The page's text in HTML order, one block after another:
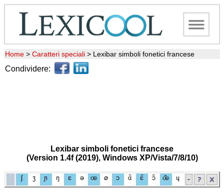
Home > Caratteri speciali > Lexibar simboli fonetici francese
Condividere:
Lexibar simboli fonetici francese
(Version 1.4f (2019), Windows XP/Vista/7/8/10)